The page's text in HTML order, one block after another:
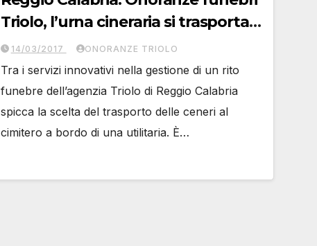
Triolo, l’urna cineraria si trasporta
in auto
14/03/2017 ONORANZE TRIOLO
Tra i servizi innovativi nella gestione di un rito
funebre dell’agenzia Triolo di Reggio Calabria
spicca la scelta del trasporto delle ceneri al
cimitero a bordo di una utilitaria. È…